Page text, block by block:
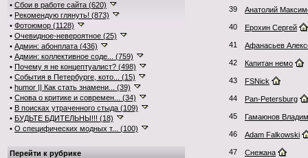
• Сбои в работе сайта (620)
• Рекомендую глянуть! (873)
• Фотоюмор (1128)
• Очевидное-невероятное (25)
• Админ: абонплата (436)
• Админ: коллективное соде... (759)
• Почему я не концептуалист? (498)
• События в Петербурге, кото... (15)
• humor || Как стать знамени... (39)
• Снова о критике и современ... (34)
• В поисках утраченного стыда (109)
• БУДЬТЕ БДИТЕЛЬНЫ!!! (18)
• О специфических модных т... (100)
Перейти к рубрике
39 Анатолий
40 Ерохин Сергей
41 Афанасьев
42 Капитан немо
43 FSNick
44 Pan-Petersburg
45 Гамаюнов
46 Adam Falkowski
47 Снежана